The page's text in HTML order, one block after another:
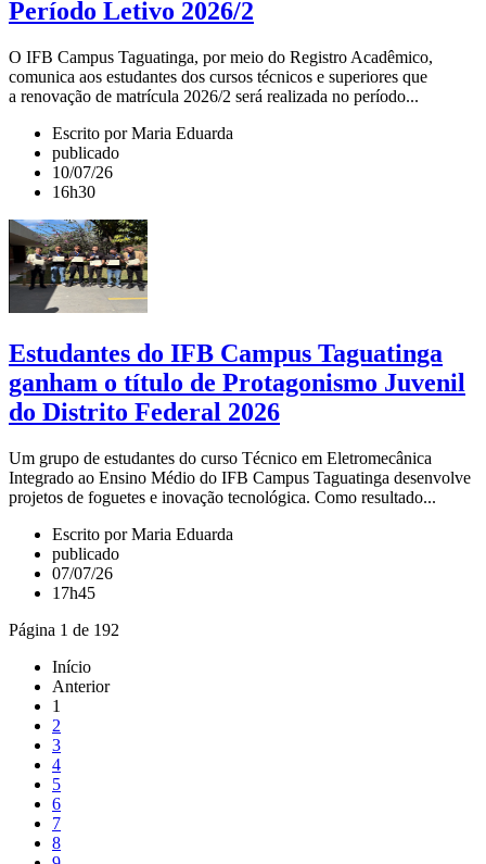
Período Letivo 2026/2
O IFB Campus Taguatinga, por meio do Registro Acadêmico,
comunica aos estudantes dos cursos técnicos e superiores que
a renovação de matrícula 2026/2 será realizada no período...
Escrito por Maria Eduarda
publicado
10/07/26
16h30
Estudantes do IFB Campus Taguatinga
ganham o título de Protagonismo Juvenil
do Distrito Federal 2026
Um grupo de estudantes do curso Técnico em Eletromecânica
Integrado ao Ensino Médio do IFB Campus Taguatinga desenvolve
projetos de foguetes e inovação tecnológica. Como resultado...
Escrito por Maria Eduarda
publicado
07/07/26
17h45
Página 1 de 192
Início
Anterior
1
2
3
4
5
6
7
8